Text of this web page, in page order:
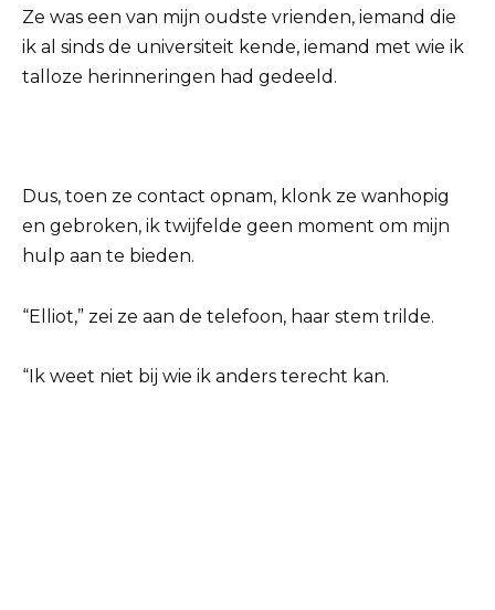
Ze was een van mijn oudste vrienden, iemand die
ik al sinds de universiteit kende, iemand met wie ik
talloze herinneringen had gedeeld.
Dus, toen ze contact opnam, klonk ze wanhopig
en gebroken, ik twijfelde geen moment om mijn
hulp aan te bieden.
“Elliot,” zei ze aan de telefoon, haar stem trilde.
“Ik weet niet bij wie ik anders terecht kan.